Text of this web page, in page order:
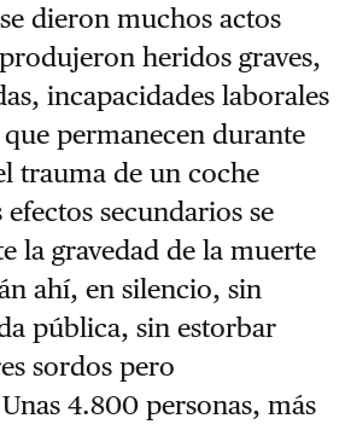
dieron muchos actos
heridos graves,
incapacidades laborales
permanecen durante
trauma de un coche
secundarios se
la gravedad de la muerte
ahí, en silencio, sin
pública, sin estorbar
sordos pero
4.800 personas, más